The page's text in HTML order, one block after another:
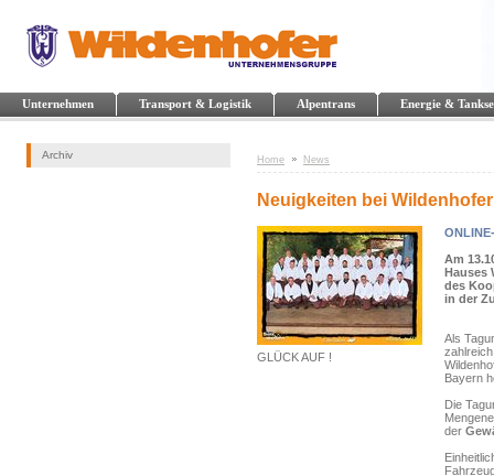
Unternehmen Transport & Logistik Alpentrans Energie &
Archiv Home News
Neuigkeiten bei Wildenhofer
GLÜCK AUF !
Am
Hauses
des
in der
Als
Bayern
Die
der